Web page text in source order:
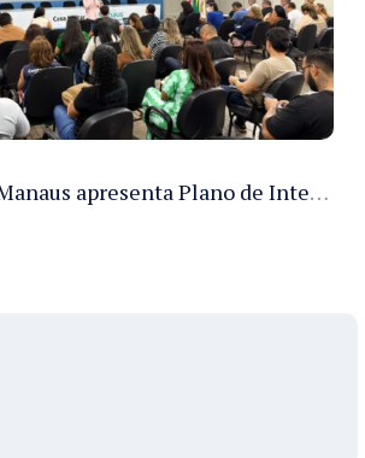
Prefeitura de Manaus apresenta Plano de Integridade da CGM e qualifica servidores para governança e conformidade no biênio 2027-2028